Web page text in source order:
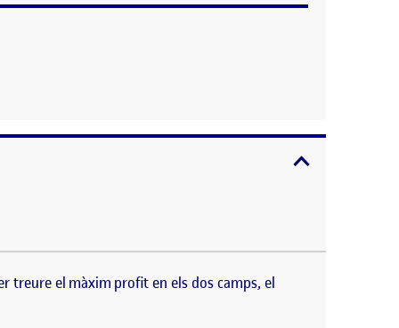
profit en els dos camps, el personal i el
treure el màxim profit en els dos camps, el